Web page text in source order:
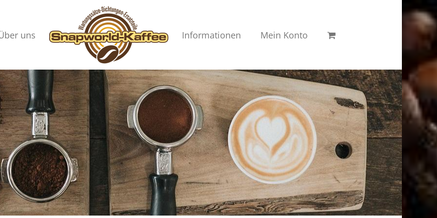
uns Informationen Mein Konto